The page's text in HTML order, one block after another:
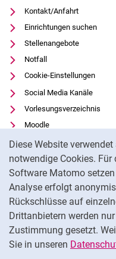
Diese Website
notwendige Cookies.
Software Matomo
Analyse erfolgt
Rückschlüsse auf
Drittanbietern werden
Zustimmung gesetzt.
Sie in unseren
Kontakt/Anfahrt
Einrichtungen suchen
Stellenangebote
Notfall
Cookie-Einstellungen
Social Media Kanäle
Vorlesungsverzeichnis
Moodle
Panopto
Universitätsbibliothek
Datenschutz
Barrierefreiheit
Transparenter KI-Einsatz